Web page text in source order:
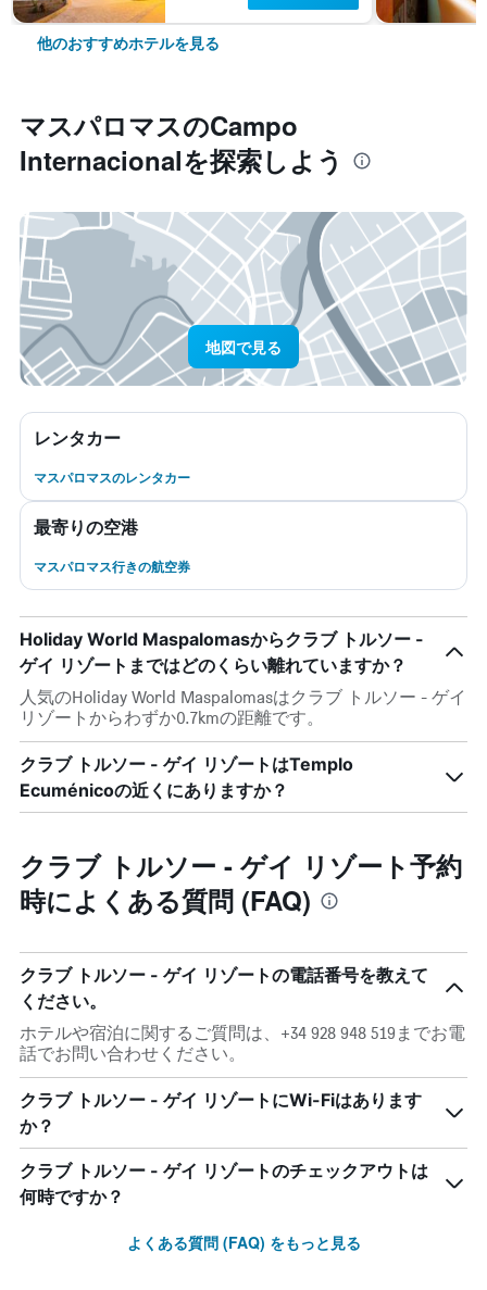
他のおすすめホテルを見る
マスパロマス​のCampo
Internacional​を探索しよう
地図で見る
レンタカー
マスパロマスのレンタカー
最寄りの空港
マスパロマス行きの航空券
Holiday World Maspalomasからクラブ トルソー -
ゲイ リゾートまではどのくらい離れていますか？
人気のHoliday World Maspalomasはクラブ トルソー - ゲイ
リゾートからわずか0.7kmの距離です。
クラブ トルソー - ゲイ リゾートはTemplo
Ecuménicoの近くにありますか？
クラブ トルソー - ゲイ リゾート予約
時によくある質問 (FAQ)
クラブ トルソー - ゲイ リゾートの電話番号を教えて
ください。
ホテルや宿泊に関するご質問は、+34 928 948 519までお電
話でお問い合わせください。
クラブ トルソー - ゲイ リゾートにWi-Fiはあります
か？
クラブ トルソー - ゲイ リゾートのチェックアウトは
何時ですか？
よくある質問 (FAQ) をもっと見る